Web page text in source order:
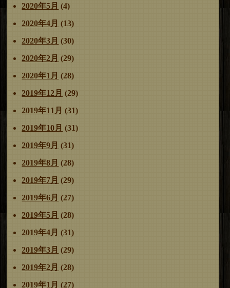
2020年5月 (4)
2020年4月 (13)
2020年3月 (30)
2020年2月 (29)
2020年1月 (28)
2019年12月 (29)
2019年11月 (31)
2019年10月 (31)
2019年9月 (31)
2019年8月 (28)
2019年7月 (29)
2019年6月 (27)
2019年5月 (28)
2019年4月 (31)
2019年3月 (29)
2019年2月 (28)
2019年1月 (27)